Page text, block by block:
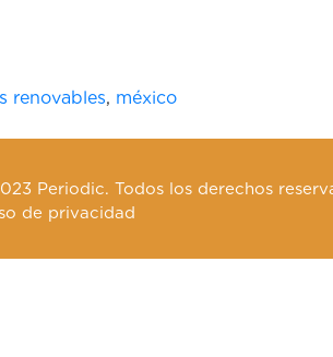
renovables, méxico
Periodic. Todos los derechos
de privacidad